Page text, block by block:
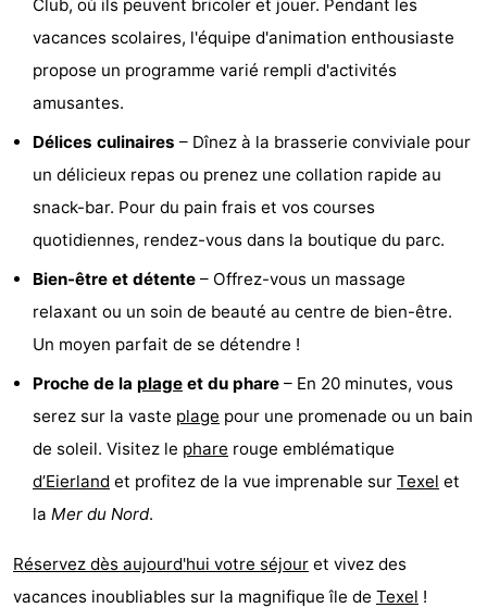
Musées
Églises
Moulins
Points
Attractions
Fermes
jeux
Parcours
de
Nature
Visites
Club, où ils peuvent bricoler et jouer. Pendant les
vacances scolaires, l'équipe d'animation enthousiaste
propose un programme varié rempli d'activités
amusantes.
Délices culinaires – Dînez à la brasserie conviviale pour
un délicieux repas ou prenez une collation rapide au
snack-bar. Pour du pain frais et vos courses
quotidiennes, rendez-vous dans la boutique du parc.
Bien-être et détente – Offrez-vous un massage
relaxant ou un soin de beauté au centre de bien-être.
Un moyen parfait de se détendre !
Proche de la plage et du phare – En 20 minutes, vous
serez sur la vaste plage pour une promenade ou un bain
de soleil. Visitez le phare rouge emblématique
d’Eierland et profitez de la vue imprenable sur Texel et
la Mer du Nord.
Réservez dès aujourd'hui votre séjour et vivez des
vacances inoubliables sur la magnifique île de Texel !